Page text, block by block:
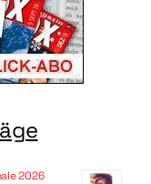
2026